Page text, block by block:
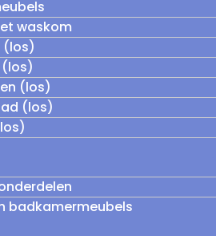
waskom
(los)
(los)
(los)
badkamermeubels